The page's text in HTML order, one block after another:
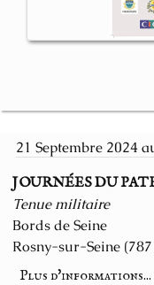
21 Septembre 2024
JOURNÉES DU
Tenue militaire
Bords de Seine
Rosny-sur-Seine
Plus d'informations...